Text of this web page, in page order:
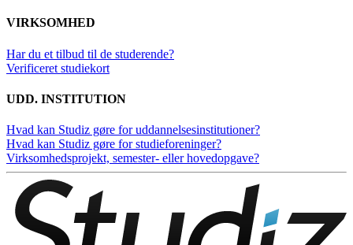
VIRKSOMHED
Har du et tilbud til de studerende?
Verificeret studiekort
UDD. INSTITUTION
Hvad kan Studiz gøre for uddannelsesinstitutioner?
Hvad kan Studiz gøre for studieforeninger?
Virksomhedsprojekt, semester- eller hovedopgave?